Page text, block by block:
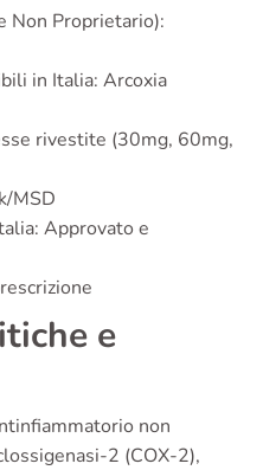
Non Proprietario):
in Italia: Arcoxia
rivestite (30mg, 60mg,
MSD
Approvato e
e
non
2 (COX-2),